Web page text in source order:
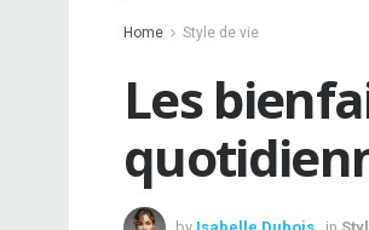
Home Style de vie
Les